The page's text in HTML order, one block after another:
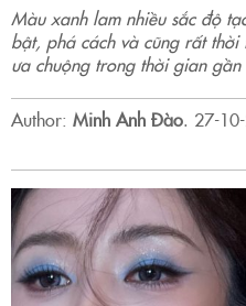
Màu xanh lam nhiều sắc độ
bật, phá cách và cũng rất
ưa chuộng trong thời gian
Author: Minh Anh Đào. 27-